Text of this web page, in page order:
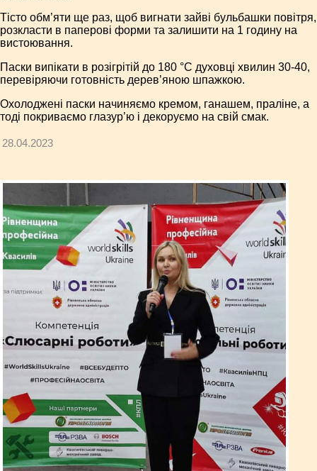
Тісто обм’яти ще раз, щоб вигнати зайві бульбашки повітря,
розкласти в паперові форми та залишити на 1 годину на
вистоювання.
Паски випікати в розігрітій до 180 °С духовці хвилин 30-40,
перевіряючи готовність дерев’яною шпажкою.
Охолоджені паски начиняємо кремом, ганашем, праліне, а
тоді покриваємо глазур’ю і декоруємо на свій смак.
28.04.2023